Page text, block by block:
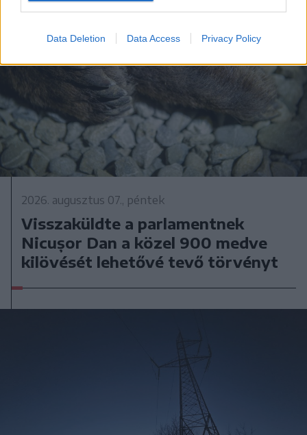
Data Deletion Data Access Privacy Policy
2026. augusztus 07., péntek
Visszaküldte a parlamentnek
Nicușor Dan a közel 900 medve
kilövését lehetővé tevő törvényt